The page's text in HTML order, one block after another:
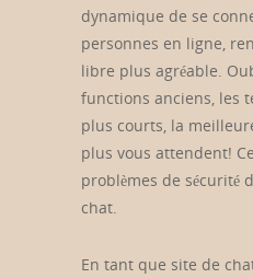
dynamique de se
personnes en ligne,
libre plus agréable.
functions anciens, les
plus courts, la
plus vous attendent!
problèmes de sécurité
chat.
En tant que site de